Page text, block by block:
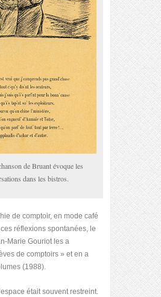
de Bruant évoque les
dans les bistros.
de comptoir, en mode café
réflexions spontanées, le
Marie Gouriot les a
de comptoirs » et en a
(1988).
était souvent restreint.